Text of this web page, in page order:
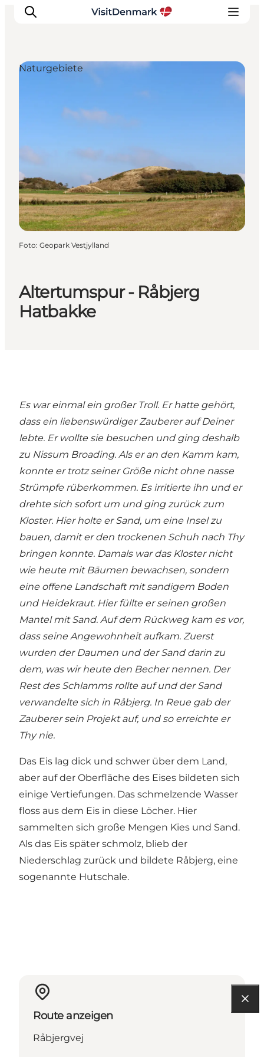
Regionen
Unterkünfte
Altertumspur - Råbjerg
Hatbakke
Naturgebiete
Foto: Geopark Vestjylland
Es war einmal ein großer Troll. Er hatte gehört,
dass ein liebenswürdiger Zauberer auf Deiner
lebte. Er wollte sie besuchen und ging deshalb
zu Nissum Broading. Als er an den Kamm kam,
konnte er trotz seiner Größe nicht ohne nasse
Strümpfe rüberkommen. Es irritierte ihn und er
drehte sich sofort um und ging zurück zum
Kloster. Hier holte er Sand, um eine Insel zu
bauen, damit er den trockenen Schuh nach Thy
bringen konnte. Damals war das Kloster nicht
wie heute mit Bäumen bewachsen, sondern
eine offene Landschaft mit sandigem Boden
und Heidekraut. Hier füllte er seinen großen
Mantel mit Sand. Auf dem Rückweg kam es vor,
dass seine Angewohnheit aufkam. Zuerst
wurden der Daumen und der Sand darin zu
dem, was wir heute den Becher nennen. Der
Rest des Schlamms rollte auf und der Sand
verwandelte sich in Råbjerg. In Reue gab der
Zauberer sein Projekt auf, und so erreichte er
Thy nie.
Das Eis lag dick und schwer über dem Land,
aber auf der Oberfläche des Eises bildeten sich
einige Vertiefungen. Das schmelzende Wasser
floss aus dem Eis in diese Löcher. Hier
sammelten sich große Mengen Kies und Sand.
Als das Eis später schmolz, blieb der
Niederschlag zurück und bildete Råbjerg, eine
sogenannte Hutschale.
Route anzeigen
Råbjergvej